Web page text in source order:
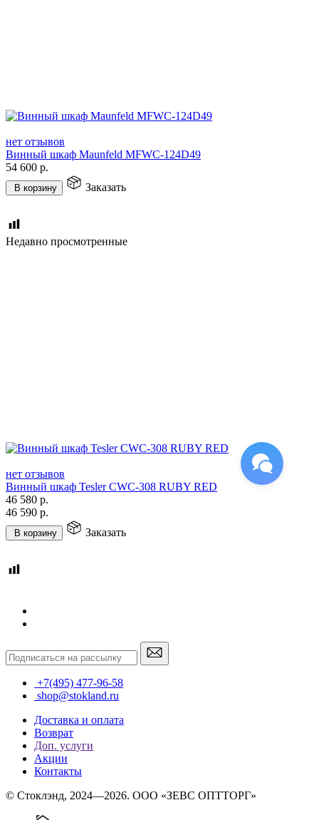
нет отзывов
Винный шкаф Maunfeld MFWC-124D49
54 600 р.
В корзину Заказать
Недавно просмотренные
нет отзывов
Винный шкаф Tesler CWC-308 RUBY RED
46 580 р.
46 590 р.
В корзину Заказать
+7(495) 477-96-58
shop@stokland.ru
Доставка и оплата
Возврат
Доп. услуги
Акции
Контакты
© Стоклэнд, 2024—2026. ООО «ЗЕВС ОПТТОРГ»